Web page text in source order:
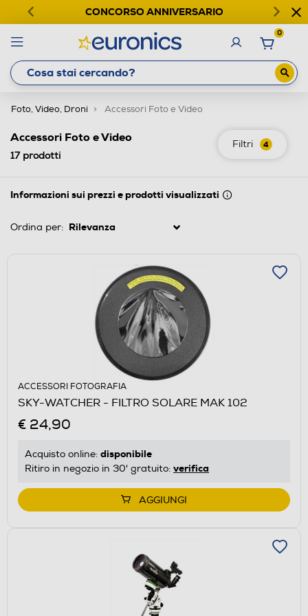
CONCORSO ANNIVERSARIO
0
Foto, Video, Droni Accessori Foto e Video
Filtri 4
Accessori Foto e Video
17prodotti
Informazioni sui prezzi e prodotti visualizzati
Ordina per:
ACCESSORI FOTOGRAFIA
SKY-WATCHER - FILTRO SOLARE MAK 102
€ 24,90
Acquisto online: disponibile
Ritiro in negozio in 30' gratuito: verifica
AGGIUNGI